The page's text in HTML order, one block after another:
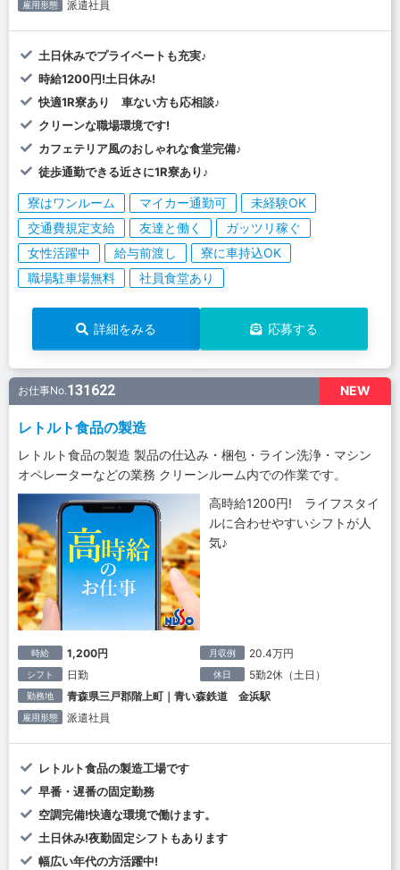
雇用形態 派遣社員
土日休みでプライベートも充実♪
時給1200円!土日休み!
快適1R寮あり 車ない方も応相談♪
クリーンな職場環境です!
カフェテリア風のおしゃれな食堂完備♪
徒歩通勤できる近さに1R寮あり♪
寮はワンルーム マイカー通勤可
未経験OK
交通費規定支給
友達と働く
ガッツリ稼ぐ
女性活躍中
給与前渡し
寮に車持込OK
職場駐車場無料
社員食堂あり
詳細をみる 応募する
NEW
お仕事No.131622
レトルト食品の製造
レトルト食品の製造 製品の仕込み・梱包・ライン洗浄・マシン
オペレーターなどの業務 クリーンルーム内での作業です。
高時給1200円! ライフスタイ
ルに合わせやすいシフトが人
気♪
時給 1,200円 月収例 20.4万円
シフト 日勤 休日 5勤2休（土日）
勤務地 青森県三戸郡階上町｜青い森鉄道 金浜駅
雇用形態 派遣社員
レトルト食品の製造工場です
早番・遅番の固定勤務
空調完備!快適な環境で働けます。
土日休み!夜勤固定シフトもあります
幅広い年代の方活躍中!